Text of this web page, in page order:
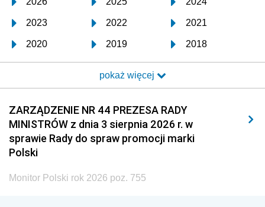
2023 2022 2021
2020 2019 2018
2017 2016 2015
2014 2013 2012
2011 2010 2009
2008 2007 2006
2005
pokaż więcej
ZARZĄDZENIE NR 44 PREZESA RADY
MINISTRÓW z dnia 3 sierpnia 2026 r. w
sprawie Rady do spraw promocji marki
Polski
Monitor Polski rok 2026 poz. 755